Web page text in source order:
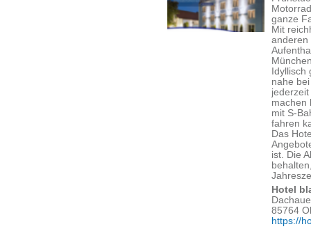
ganze
Mit
anderen
nahe
machen
mit S-
fahren
Das
ist. Die
Hotel
85764
https://